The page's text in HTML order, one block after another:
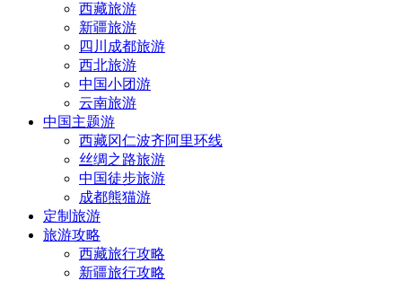
西藏旅游
新疆旅游
四川成都旅游
西北旅游
中国小团游
云南旅游
中国主题游
西藏冈仁波齐阿里环线
丝绸之路旅游
中国徒步旅游
成都熊猫游
定制旅游
旅游攻略
西藏旅行攻略
新疆旅行攻略